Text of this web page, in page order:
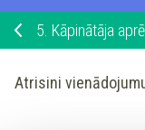
5. Kāpinātāja
Atrisini